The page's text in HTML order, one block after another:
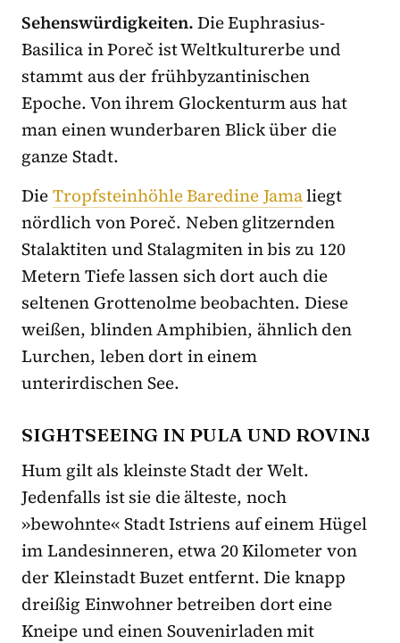
Sehenswürdigkeiten.Die Euphrasius-
Basilica in Poreč ist Weltkulturerbe und
stammt aus der frühbyzantinischen
Epoche. Von ihrem Glockenturm aus hat
man einen wunderbaren Blick über die
ganze Stadt.
DieTropfsteinhöhle Baredine Jamaliegt
nördlich von Poreč. Neben glitzernden
Stalaktiten und Stalagmiten in bis zu 120
Metern Tiefe lassen sich dort auch die
seltenen Grottenolme beobachten. Diese
weißen, blinden Amphibien, ähnlich den
Lurchen, leben dort in einem
unterirdischen See.
SIGHTSEEING IN PULA UND ROVINJ
Hum gilt als kleinste Stadt der Welt.
Jedenfalls ist sie die älteste, noch
»bewohnte« Stadt Istriens auf einem Hügel
im Landesinneren, etwa 20 Kilometer von
der Kleinstadt Buzet entfernt. Die knapp
dreißig Einwohner betreiben dort eine
Kneipe und einen Souvenirladen mit